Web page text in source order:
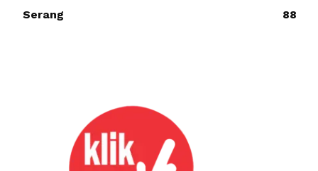
Serang
88